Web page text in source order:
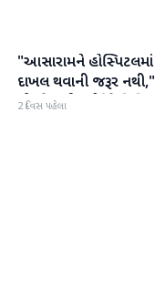
રાષ્ટ્રીય
"આસારામને હોસ્પિટલમાં
દાખલ થવાની જરૂર નથી,"
એમ્સે સુપ્રીમ કોર્ટને વિવિધ
2 દિવસ પહેલા